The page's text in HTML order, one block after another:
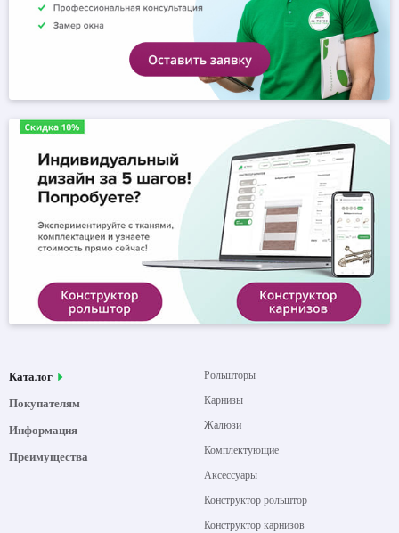
Каталог
Покупателям
Информация
Преимущества
Рольшторы
Карнизы
Жалюзи
Комплектующие
Аксессуары
Конструктор рольштор
Конструктор карнизов